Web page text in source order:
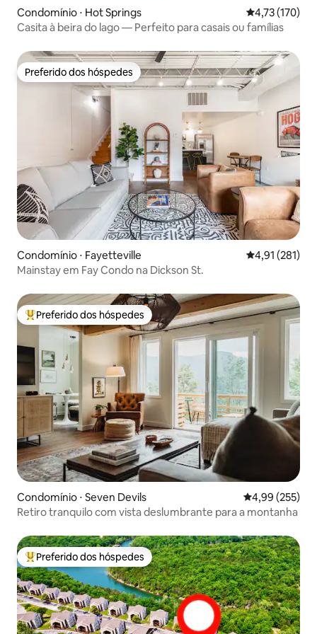
Condomínio ⋅ Hot Springs 4,73 de uma
4,73 (170)
Casita à beira do lago — Perfeito para casais ou famílias
Preferido dos hóspedes
Preferido dos hóspedes
Condomínio ⋅ Fayetteville 4,91 de uma
4,91 (281)
Mainstay em Fay Condo na Dickson St.
Entre os melhores preferidos dos hóspedes
Preferido dos hóspedes
Condomínio ⋅ Seven Devils 4,99 de uma
4,99 (255)
Retiro tranquilo com vista deslumbrante para a montanha
Entre os melhores preferidos dos hóspedes
Preferido dos hóspedes